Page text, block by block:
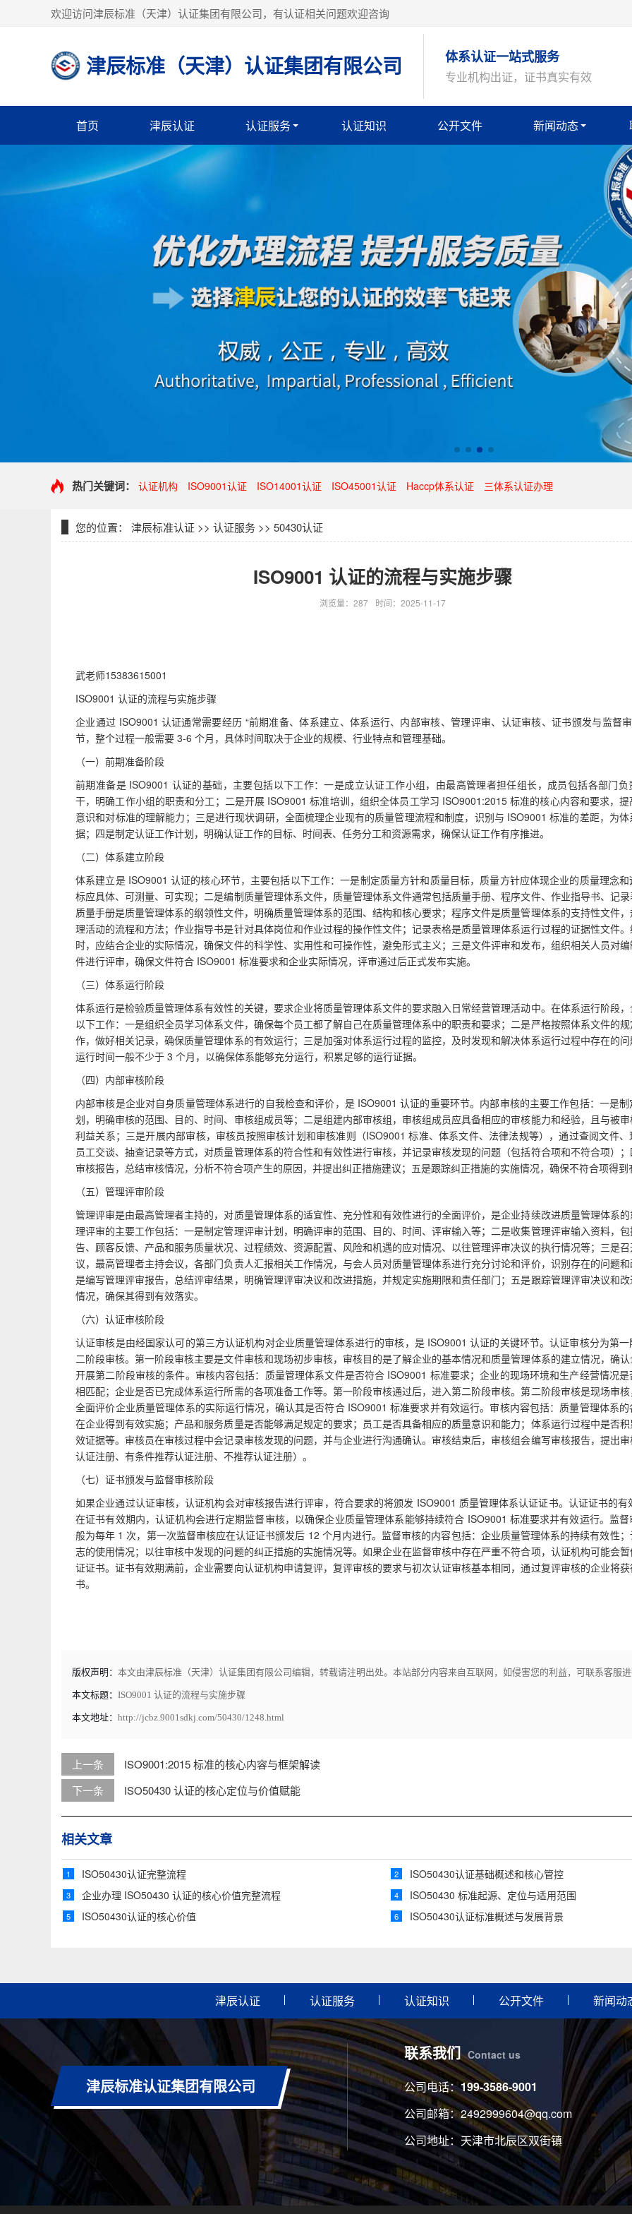
欢迎访问津辰标准（天津）认证集团有限公司，有认证相关问题欢迎咨询
津辰标准（天津）认证集团有限公司 体系认证一站式服务
专业机构出证，证书真实有效
首页 津辰认证 认证服务 认证知识 公开文件 新闻动态
热门关键词： 认证机构 ISO9001认证 ISO14001认证 ISO45001认证 Haccp体系认证 三体系认证办理
您的位置： 津辰标准认证 >> 认证服务 >> 50430认证
ISO9001 认证的流程与实施步骤
浏览量：287 时间：2025-11-17
武老师15383615001
ISO9001 认证的流程与实施步骤
企业通过 ISO9001 认证通常需要经历 “前期准备、体系建立、体系运行、内部审核、管理评审、认证审核、证书颁发与监督
节，整个过程一般需要 3-6 个月，具体时间取决于企业的规模、行业特点和管理基础。
（一）前期准备阶段
前期准备是 ISO9001 认证的基础，主要包括以下工作：一是成立认证工作小组，由最高管理者担任组长，成员包括各部门负
干，明确工作小组的职责和分工；二是开展 ISO9001 标准培训，组织全体员工学习 ISO9001:2015 标准的核心内容和要求，
意识和对标准的理解能力；三是进行现状调研，全面梳理企业现有的质量管理流程和制度，识别与 ISO9001 标准的差距，为
据；四是制定认证工作计划，明确认证工作的目标、时间表、任务分工和资源需求，确保认证工作有序推进。
（二）体系建立阶段
体系建立是 ISO9001 认证的核心环节，主要包括以下工作：一是制定质量方针和质量目标，质量方针应体现企业的质量理念
标应具体、可测量、可实现；二是编制质量管理体系文件，质量管理体系文件通常包括质量手册、程序文件、作业指导书、记
质量手册是质量管理体系的纲领性文件，明确质量管理体系的范围、结构和核心要求；程序文件是质量管理体系的支持性文件
理活动的流程和方法；作业指导书是针对具体岗位和作业过程的操作性文件；记录表格是质量管理体系运行过程的证据性文件
时，应结合企业的实际情况，确保文件的科学性、实用性和可操作性，避免形式主义；三是文件评审和发布，组织相关人员对
件进行评审，确保文件符合 ISO9001 标准要求和企业实际情况，评审通过后正式发布实施。
（三）体系运行阶段
体系运行是检验质量管理体系有效性的关键，要求企业将质量管理体系文件的要求融入日常经营管理活动中。在体系运行阶段
以下工作：一是组织全员学习体系文件，确保每个员工都了解自己在质量管理体系中的职责和要求；二是严格按照体系文件的
作，做好相关记录，确保质量管理体系的有效运行；三是加强对体系运行过程的监控，及时发现和解决体系运行过程中存在的
运行时间一般不少于 3 个月，以确保体系能够充分运行，积累足够的运行证据。
（四）内部审核阶段
内部审核是企业对自身质量管理体系进行的自我检查和评价，是 ISO9001 认证的重要环节。内部审核的主要工作包括：一是
划，明确审核的范围、目的、时间、审核组成员等；二是组建内部审核组，审核组成员应具备相应的审核能力和经验，且与被
利益关系；三是开展内部审核，审核员按照审核计划和审核准则（ISO9001 标准、体系文件、法律法规等），通过查阅文件
员工交谈、抽查记录等方式，对质量管理体系的符合性和有效性进行审核，并记录审核发现的问题（包括符合项和不符合项）
审核报告，总结审核情况，分析不符合项产生的原因，并提出纠正措施建议；五是跟踪纠正措施的实施情况，确保不符合项得到
（五）管理评审阶段
管理评审是由最高管理者主持的，对质量管理体系的适宜性、充分性和有效性进行的全面评价，是企业持续改进质量管理体系
理评审的主要工作包括：一是制定管理评审计划，明确评审的范围、目的、时间、评审输入等；二是收集管理评审输入资料，
告、顾客反馈、产品和服务质量状况、过程绩效、资源配置、风险和机遇的应对情况、以往管理评审决议的执行情况等；三是
议，最高管理者主持会议，各部门负责人汇报相关工作情况，与会人员对质量管理体系进行充分讨论和评价，识别存在的问题
是编写管理评审报告，总结评审结果，明确管理评审决议和改进措施，并规定实施期限和责任部门；五是跟踪管理评审决议和
情况，确保其得到有效落实。
（六）认证审核阶段
认证审核是由经国家认可的第三方认证机构对企业质量管理体系进行的审核，是 ISO9001 认证的关键环节。认证审核分为第
二阶段审核。第一阶段审核主要是文件审核和现场初步审核，审核目的是了解企业的基本情况和质量管理体系的建立情况，确
开展第二阶段审核的条件。审核内容包括：质量管理体系文件是否符合 ISO9001 标准要求；企业的现场环境和生产经营情况
相匹配；企业是否已完成体系运行所需的各项准备工作等。第一阶段审核通过后，进入第二阶段审核。第二阶段审核是现场审
全面评价企业质量管理体系的实际运行情况，确认其是否符合 ISO9001 标准要求并有效运行。审核内容包括：质量管理体系
在企业得到有效实施；产品和服务质量是否能够满足规定的要求；员工是否具备相应的质量意识和能力；体系运行过程中是否
效证据等。审核员在审核过程中会记录审核发现的问题，并与企业进行沟通确认。审核结束后，审核组会编写审核报告，提出
认证注册、有条件推荐认证注册、不推荐认证注册）。
（七）证书颁发与监督审核阶段
如果企业通过认证审核，认证机构会对审核报告进行评审，符合要求的将颁发 ISO9001 质量管理体系认证证书。认证证书的有
在证书有效期内，认证机构会进行定期监督审核，以确保企业质量管理体系能够持续符合 ISO9001 标准要求并有效运行。监
般为每年 1 次，第一次监督审核应在认证证书颁发后 12 个月内进行。监督审核的内容包括：企业质量管理体系的持续有效性
志的使用情况；以往审核中发现的问题的纠正措施的实施情况等。如果企业在监督审核中存在严重不符合项，认证机构可能会
证证书。证书有效期满前，企业需要向认证机构申请复评，复评审核的要求与初次认证审核基本相同，通过复评审核的企业将
书。
版权声明： 本文由津辰标准（天津）认证集团有限公司编辑，转载请注明出处。本站部分内容来自互联网，如侵害您的利益，可联系客服
本文标题： ISO9001 认证的流程与实施步骤
本文地址： http://jcbz.9001sdkj.com/50430/1248.html
上一条
ISO9001:2015 标准的核心内容与框架解读
下一条
ISO50430 认证的核心定位与价值赋能
相关文章
1 ISO50430认证完整流程 2 ISO50430认证基础概述和核心管控
3 企业办理 ISO50430 认证的核心价值完整流程 4 ISO50430 标准起源、定位与适用范围
5 ISO50430认证的核心价值 6 ISO50430认证标准概述与发展背景
津辰认证 认证服务 认证知识 公开文件 新闻动
津辰标准认证集团有限公司
联系我们 Contact us
公司电话：199-3586-9001
公司邮箱：2492999604@qq.com
公司地址：天津市北辰区双街镇